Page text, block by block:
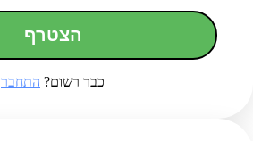
הצטרף
כבר רשום? התחבר